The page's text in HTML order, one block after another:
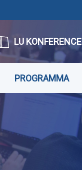
LU KONFERENCE
PROGRAMMA